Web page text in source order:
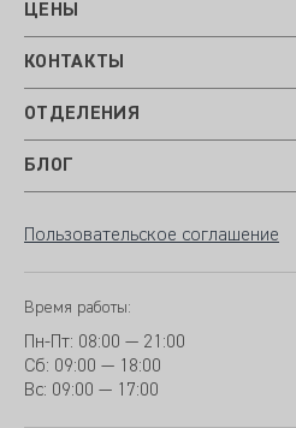
ЦЕНЫ
КОНТАКТЫ
ОТДЕЛЕНИЯ
БЛОГ
Пользовательское соглашение
Время работы:
Пн-Пт: 08:00 — 21:00
Сб: 09:00 — 18:00
Вс: 09:00 — 17:00